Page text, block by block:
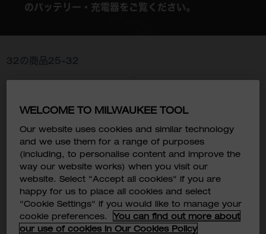
のバッテリー・充電器をご覧ください。
32 の商品25-32
M12™ 4.0Ah バッテリー
M12 B4
M12™ 3.0Ah バッテリー
M12 B3
WELCOME TO MILWAUKEE TOOL
Our website uses cookies and similar technology
and we use them for a range of purposes
(including, to personalise content and improve the
way our website works) when you visit our
website. Select "Accept all cookies" if you are
happy for us to place all cookies and select
"Cookie Settings" if you would like to manage your
cookie preferences.
You can find out more about
our use of cookies in Our Cookies Policy